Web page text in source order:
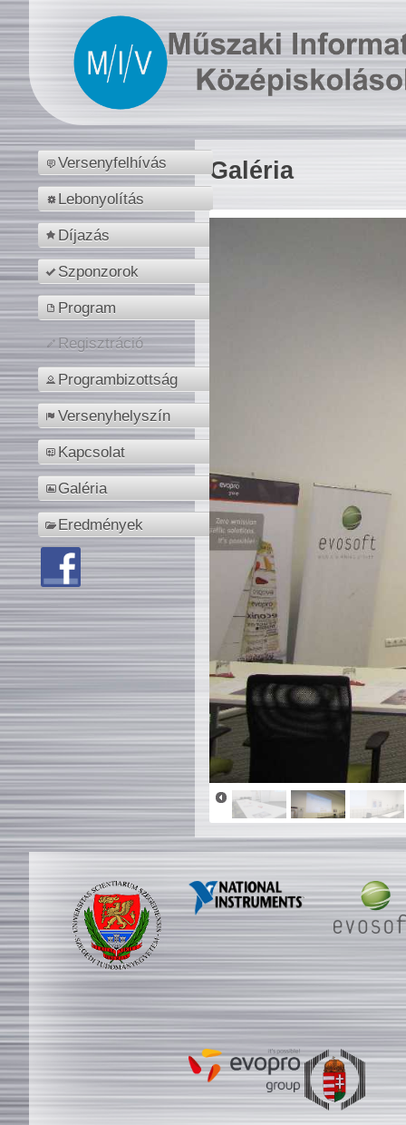
Versenyfelhívás
Lebonyolítás
Díjazás
Szponzorok
Program
Regisztráció
Programbizottság
Versenyhelyszín
Kapcsolat
Galéria
Eredmények
Galéria